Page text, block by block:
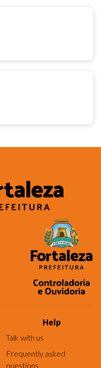
Help
Talk with us
Frequently asked
questions